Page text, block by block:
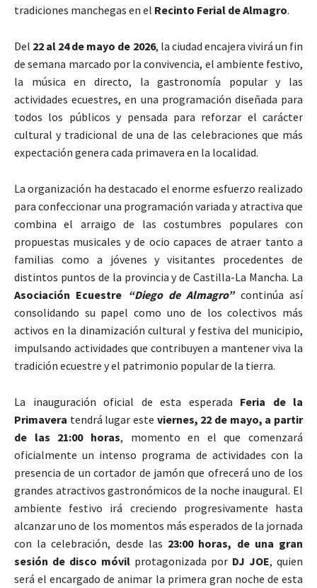
tradiciones manchegas en el Recinto Ferial de Almagro.
Del 22 al 24 de mayo de 2026, la ciudad encajera vivirá un fin
de semana marcado por la convivencia, el ambiente festivo,
la música en directo, la gastronomía popular y las
actividades ecuestres, en una programación diseñada para
todos los públicos y pensada para reforzar el carácter
cultural y tradicional de una de las celebraciones que más
expectación genera cada primavera en la localidad.
La organización ha destacado el enorme esfuerzo realizado
para confeccionar una programación variada y atractiva que
combina el arraigo de las costumbres populares con
propuestas musicales y de ocio capaces de atraer tanto a
familias como a jóvenes y visitantes procedentes de
distintos puntos de la provincia y de Castilla-La Mancha. La
Asociación Ecuestre “Diego de Almagro”continúa así
consolidando su papel como uno de los colectivos más
activos en la dinamización cultural y festiva del municipio,
impulsando actividades que contribuyen a mantener viva la
tradición ecuestre y el patrimonio popular de la tierra.
La inauguración oficial de esta esperada Feria de la
Primavera tendrá lugar este viernes, 22 de mayo, a partir
de las 21:00 horas, momento en el que comenzará
oficialmente un intenso programa de actividades con la
presencia de un cortador de jamón que ofrecerá uno de los
grandes atractivos gastronómicos de la noche inaugural. El
ambiente festivo irá creciendo progresivamente hasta
alcanzar uno de los momentos más esperados de la jornada
con la celebración, desde las 23:00 horas, de una gran
sesión de disco móvil protagonizada por DJ JOE, quien
será el encargado de animar la primera gran noche de esta